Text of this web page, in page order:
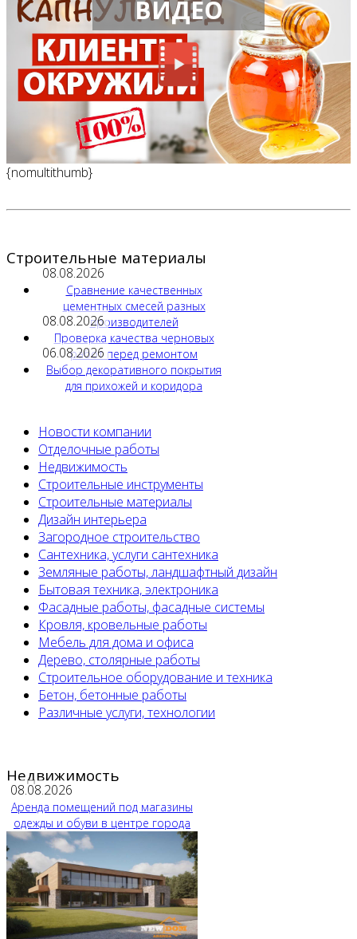
ВИДЕО
{nomultithumb}
Строительные материалы
08.08.2026
Сравнение качественных
цементных смесей разных
производителей
08.08.2026
Проверка качества черновых
работ перед ремонтом
06.08.2026
Выбор декоративного покрытия
для прихожей и коридора
Новости компании
Отделочные работы
Недвижимость
Строительные инструменты
Строительные материалы
Дизайн интерьера
Загородное строительство
Сантехника, услуги сантехника
Земляные работы, ландшафтный дизайн
Бытовая техника, электроника
Фасадные работы, фасадные системы
Кровля, кровельные работы
Мебель для дома и офиса
Дерево, столярные работы
Строительное оборудование и техника
Бетон, бетонные работы
Различные услуги, технологии
Недвижимость
08.08.2026
Аренда помещений под магазины
одежды и обуви в центре города